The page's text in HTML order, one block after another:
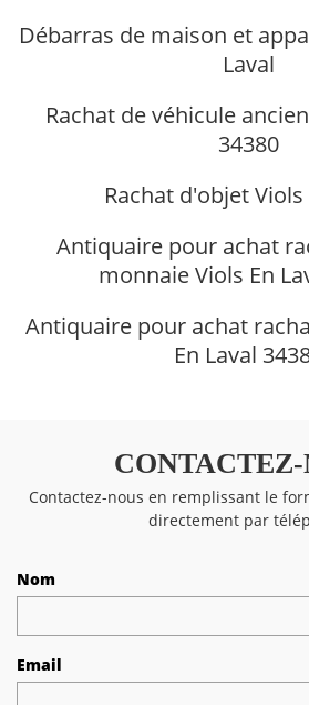
Débarras de maison et
Laval
Rachat de véhicule
34380
Rachat d'objet Viols
Antiquaire pour achat
monnaie Viols En
Antiquaire pour achat
En Laval
CONTACTEZ-
Contactez-nous en remplissant le
directement par
Nom
Email